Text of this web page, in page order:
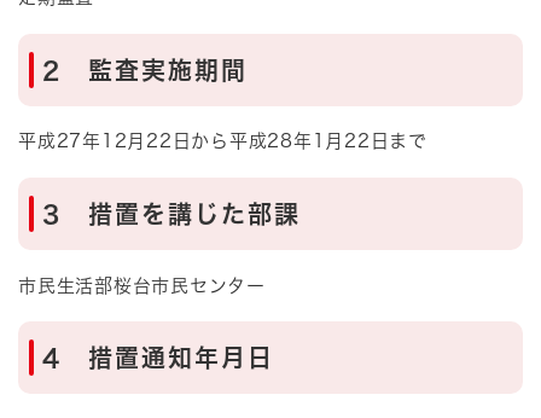
2 監査実施期間
平成27年12月22日から平成28年1月22日まで
3 措置を講じた部課
市民生活部桜台市民センター
4 措置通知年月日